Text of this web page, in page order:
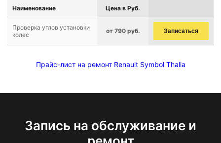
Наименование Цена в Руб.
Проверка углов установки
колес
от 790 руб. Записаться
Прайс-лист на ремонт Renault Symbol Thalia
Запись на обслуживание и